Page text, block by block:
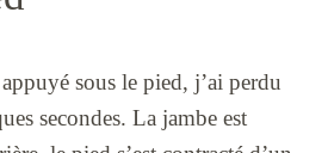
sous le pied, j’ai perdu
secondes. La jambe est